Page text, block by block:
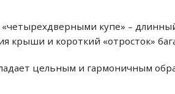
купе» –
крыши и короткий «отросток»
цельным и гармоничным